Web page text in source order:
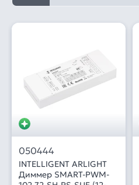
050444
INTELLIGENT ARLIGHT
Диммер SMART-PWM-